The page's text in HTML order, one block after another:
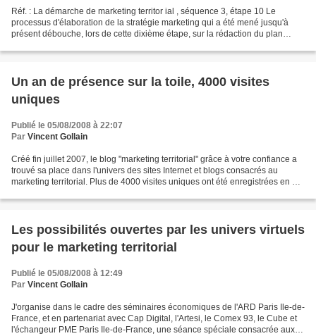
Réf. : La démarche de marketing territor ial , séquence 3, étape 10 Le
processus d'élaboration de la stratégie marketing qui a été mené jusqu'à
présent débouche, lors de cette dixième étape, sur la rédaction du plan
Un an de présence sur la toile, 4000 visites
uniques
Publié le 05/08/2008 à 22:07
Par Vincent Gollain
Créé fin juillet 2007, le blog "marketing territorial" grâce à votre confiance a
trouvé sa place dans l'univers des sites Internet et blogs consacrés au
marketing territorial. Plus de 4000 visites uniques ont été enregistrées en un
Les possibilités ouvertes par les univers virtuels
pour le marketing territorial
Publié le 05/08/2008 à 12:49
Par Vincent Gollain
J'organise dans le cadre des séminaires économiques de l'ARD Paris Ile-de-
France, et en partenariat avec Cap Digital, l'Artesi, le Comex 93, le Cube et
l'échangeur PME Paris Ile-de-France, une séance spéciale consacrée aux